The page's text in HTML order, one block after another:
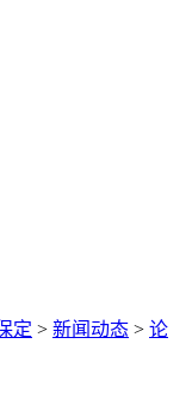
定 > 新闻动态 > 论